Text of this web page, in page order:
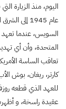
اليوم، منذ الزيارة
عام 1945 إلى
السويس، عندما تعهد
المتحدة، وأن أي
تعاقب الساسة
كارتر، ريغان، بوش
للعهد الذي قطعه
عقيدة راسخة، و